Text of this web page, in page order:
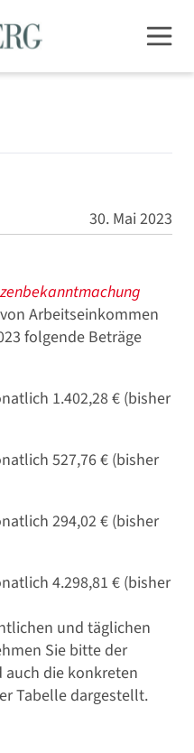
30. Mai 2023
Arbeitseinkommen
folgende Beträge
1.402,28 € (bisher
527,76 € (bisher
294,02 € (bisher
4.298,81 € (bisher
und täglichen
Sie bitte der
auch die konkreten
Tabelle dargestellt.